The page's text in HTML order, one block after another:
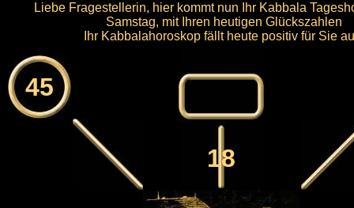
Liebe Fragestellerin, hier kommt nun Ihr Kabbala
Samstag, mit Ihren heutigen Glückszahlen
Ihr Kabbalahoroskop fällt heute positiv für Sie
45
18